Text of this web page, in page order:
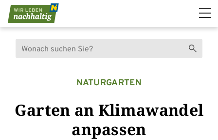
Navigation überspringen
Suche Suchen
NATURGARTEN
Garten an Klimawandel
anpassen